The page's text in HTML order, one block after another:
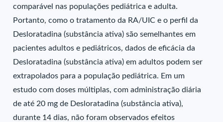
comparável nas populações pediátrica e adulta.
Portanto, como o tratamento da RA/UIC e o perfil da
Desloratadina (substância ativa) são semelhantes em
pacientes adultos e pediátricos, dados de eficácia da
Desloratadina (substância ativa) em adultos podem ser
extrapolados para a população pediátrica. Em um
estudo com doses múltiplas, com administração diária
de até 20 mg de Desloratadina (substância ativa),
durante 14 dias, não foram observados efeitos